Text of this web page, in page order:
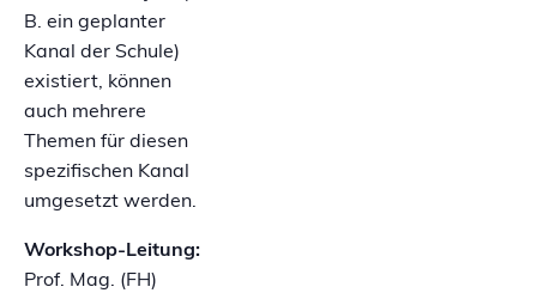
B. ein geplanter
Kanal der Schule)
existiert, können
auch mehrere
Themen für diesen
spezifischen Kanal
umgesetzt werden.
Workshop-Leitung:
Prof. Mag. (FH)